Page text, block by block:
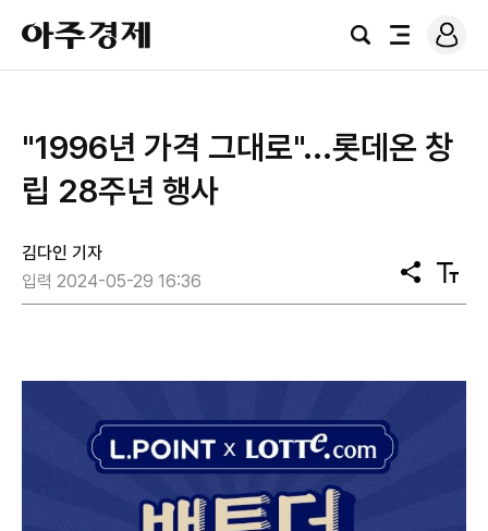
아
주
경
검
전
로
그
"1996년 가격 그대로"...롯데온 창
립 28주년 행사
김다인 기자
입력 2024-05-29 16:36
공
유
텍
스